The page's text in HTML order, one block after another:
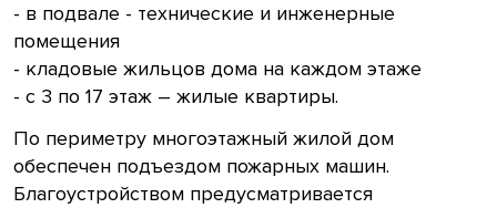
- в подвале - технические и инженерные
помещения
- кладовые жильцов дома на каждом этаже
- с 3 по 17 этаж – жилые квартиры.
По периметру многоэтажный жилой дом
обеспечен подъездом пожарных машин.
Благоустройством предусматривается